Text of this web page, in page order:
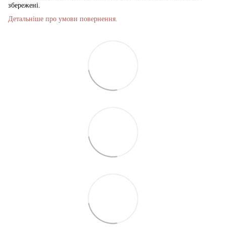
збережені.
Детальніше про умови повернення.